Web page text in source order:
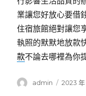
業讓您好放心要借
住宿旅館絕對讓您
執照的默默地放款
款不論去哪裡為你
作
admin
發
2023 年